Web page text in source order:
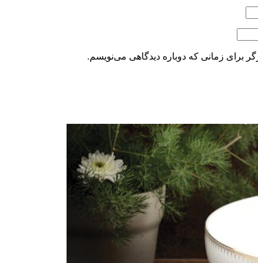
برای زمانی که دوباره دیدگاهی می‌نویسم.